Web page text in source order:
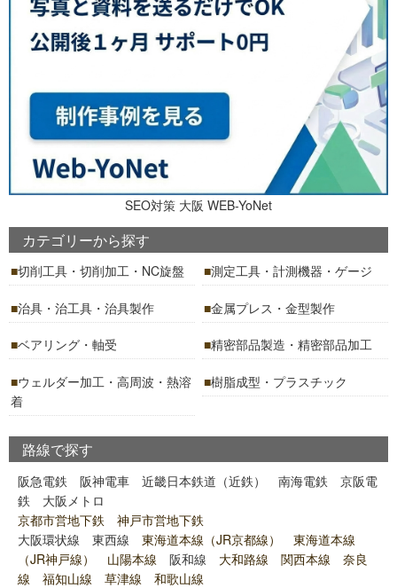
SEO対策 大阪 WEB-YoNet
カテゴリーから探す
切削工具・切削加工・NC旋盤 測定工具・計測機器・ゲージ
治具・治工具・治具製作 金属プレス・金型製作
ベアリング・軸受 精密部品製造・精密部品加工
ウェルダー加工・高周波・熱溶
着
樹脂成型・プラスチック
路線で探す
阪急電鉄 阪神電車 近畿日本鉄道（近鉄） 南海電鉄
京阪電
鉄
大阪メトロ
京都市営地下鉄 神戸市営地下鉄
大阪環状線
東西線 東海道本線（JR京都線） 東海道本線
（JR神戸線） 山陽本線 阪和線 大和路線 関西本線 奈良
線 福知山線 草津線 和歌山線